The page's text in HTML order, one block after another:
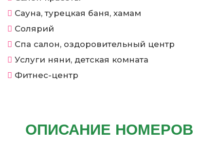
Сауна, турецкая баня, хамам
Солярий
Спа салон, оздоровительный центр
Услуги няни, детская комната
Фитнес-центр
ОПИСАНИЕ НОМЕРОВ